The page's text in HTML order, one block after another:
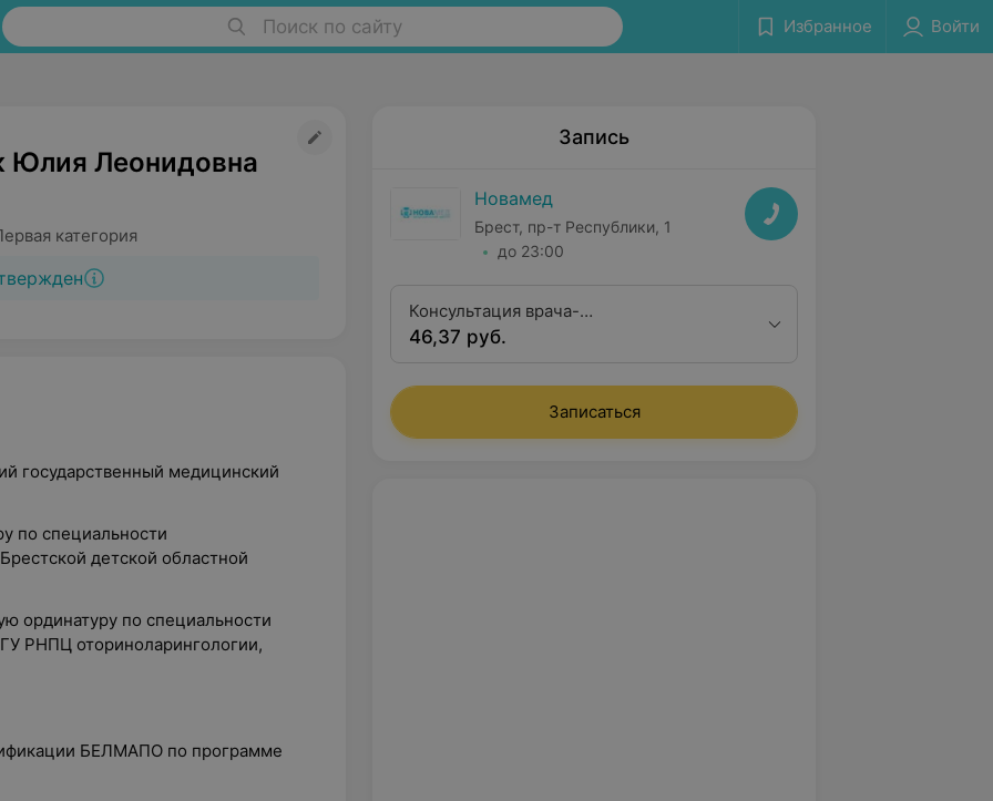
Поиск по сайту Избранное Войти
Юлия Леонидовна
категория
государственный медицинский
по специальности
детской областной
ординатуру по специальности
РНПЦ оториноларингологии,
БЕЛМАПО по программе
Запись
Новамед
Брест, пр-т Республики, 1
до 23:00
Консультация врача-
оториноларинголога первой
46,37 руб.
Записаться